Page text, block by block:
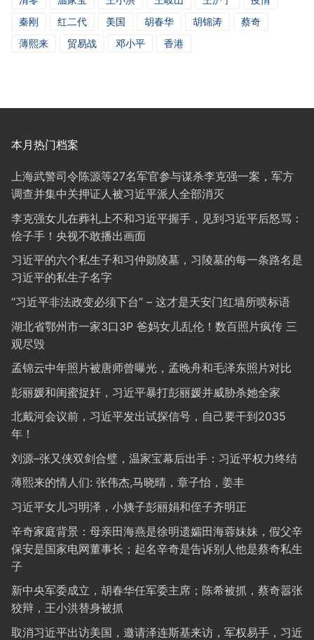
秦刚
红二代 美国 胡春华 胡锦涛
蔡奇
薄熙来
贸易战 邓小平 香港
本月热门档案
上海武警司令陈源等27名军官参与谋杀李克强一案，军方
调查并集中关押证人被习近平派人全部消灭
李克强女儿在葬礼上不和习近平握手，见到习近平后怒骂：
侩子手！央视不敢播出画面
习近平的六个私生子和习仲勋陵墓，习陵墓的每一条路名是
习近平的私生子名字
“习近平非法政变必须下台” – 这才是天安门红墙所喷标语
湖北省鄂州市一家3口3P 爸妈女儿乱伦！数百照片疯传 三
观尽毁
孟锦云中年照片被唐师曾曝光，孟晚舟和毛泽东照片对比
彭丽媛和闺蜜捉奸，习近平暴打彭丽媛并威胁杀她全家
北戴河会议前，习近平发出试探信号，自己要干到2035
年！
刘源–张又侠双剑合璧，温家宝幕后出手：习近平权力终结
薄熙来的情人们: 张伟杰,马晓晴，章子怡，姜丰
习近平女儿习明泽，小姨子彭丽娟和侄子齐明正
辛奇家庭背景：母亲田海燕是徐明遗孀田海蓉妹妹，假父辛
保安是国家电网董事长；起名辛奇是告诉别人他是蔡奇私生
子
新中央军委成立，胡春华任军委主席；陈希被抓，蔡奇嚣张
狡辩，王小洪替身被抓
取消习近平出访美国，邀请泽连斯基来访，军权易手，习近